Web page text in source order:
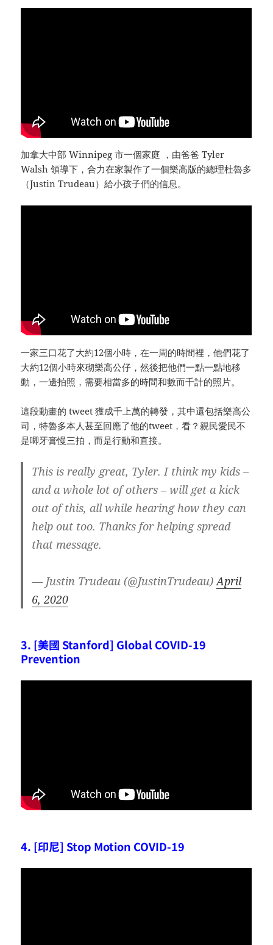
加拿大中部 Winnipeg 市一個家庭 ，由爸爸 Tyler
Walsh 領導下，合力在家製作了一個樂高版的總理杜魯多
（Justin Trudeau）給小孩子們的信息。
一家三口花了大約12個小時，在一周的時間裡，他們花了
大約12個小時來砌樂高公仔，然後把他們一點一點地移
動，一邊拍照，需要相當多的時間和數而千計的照片。
這段動畫的 tweet 獲成千上萬的轉發，其中還包括樂高公
司，特魯多本人甚至回應了他的tweet，看？親民愛民不
是唧牙膏慢三拍，而是行動和直接。
This is really great, Tyler. I think my kids –
and a whole lot of others – will get a kick
out of this, all while hearing how they can
help out too. Thanks for helping spread
that message.
— Justin Trudeau (@JustinTrudeau)April
6, 2020
3. [美國 Stanford] Global COVID-19
Prevention
4. [印尼] Stop Motion COVID-19